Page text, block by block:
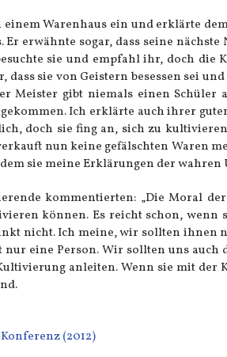
Warenhaus ein und erklärte
Er erwähnte sogar, dass seine
sie und empfahl ihr, doch die
dass sie von Geistern besessen sei
Meister gibt niemals einen
Ich erklärte auch ihrer
doch sie fing an, sich zu
nun keine gefälschten Waren
sie meine Erklärungen der wahren
kommentierten: „Die Moral
können. Es reicht schon, wenn
nicht. Ich meine, wir sollten ihnen
nur eine Person. Wir sollten uns
anleiten. Wenn sie mit der
(2012)